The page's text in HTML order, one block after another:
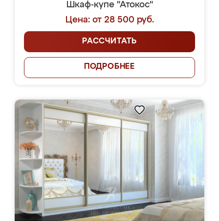
Шкаф-купе "Атокос"
Цена: от 28 500 руб.
РАССЧИТАТЬ
ПОДРОБНЕЕ